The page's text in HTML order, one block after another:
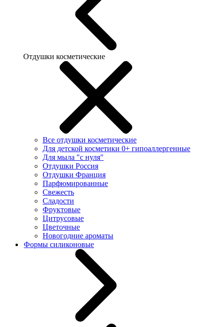
Отдушки косметические
Все отдушки косметические
Для детской косметики 0+ гипоаллергенные
Для мыла "с нуля"
Отдушки Россия
Отдушки Франция
Парфюмированные
Свежесть
Сладости
Фруктовые
Цитрусовые
Цветочные
Новогодние ароматы
Формы силиконовые